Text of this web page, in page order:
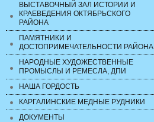
ВЫСТАВОЧНЫЙ ЗАЛ ИСТОРИИ И
КРАЕВЕДЕНИЯ ОКТЯБРЬСКОГО
РАЙОНА
ПАМЯТНИКИ И
ДОСТОПРИМЕЧАТЕЛЬНОСТИ РАЙОНА
НАРОДНЫЕ ХУДОЖЕСТВЕННЫЕ
ПРОМЫСЛЫ И РЕМЕСЛА, ДПИ
НАША ГОРДОСТЬ
КАРГАЛИНСКИЕ МЕДНЫЕ РУДНИКИ
ДОКУМЕНТЫ